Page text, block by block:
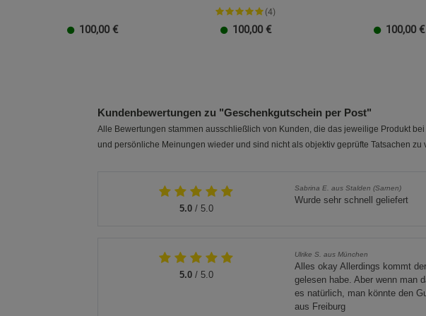
100,00 €
(4)
100,00 € 100,00 €
Kundenbewertungen zu "Geschenkgutschein per Post"
Alle Bewertungen stammen ausschließlich von Kunden, die das jeweilige Produkt
und persönliche Meinungen wieder und sind nicht als objektiv geprüfte Tatsachen zu
5.0/ 5.0
Sabrina E. aus Stalden (Sarnen)
Wurde sehr schnell geliefert
5.0/ 5.0
Ulrike S. aus München
Alles okay Allerdings kommt
gelesen habe. Aber wenn man
es natürlich, man könnte den
aus Freiburg